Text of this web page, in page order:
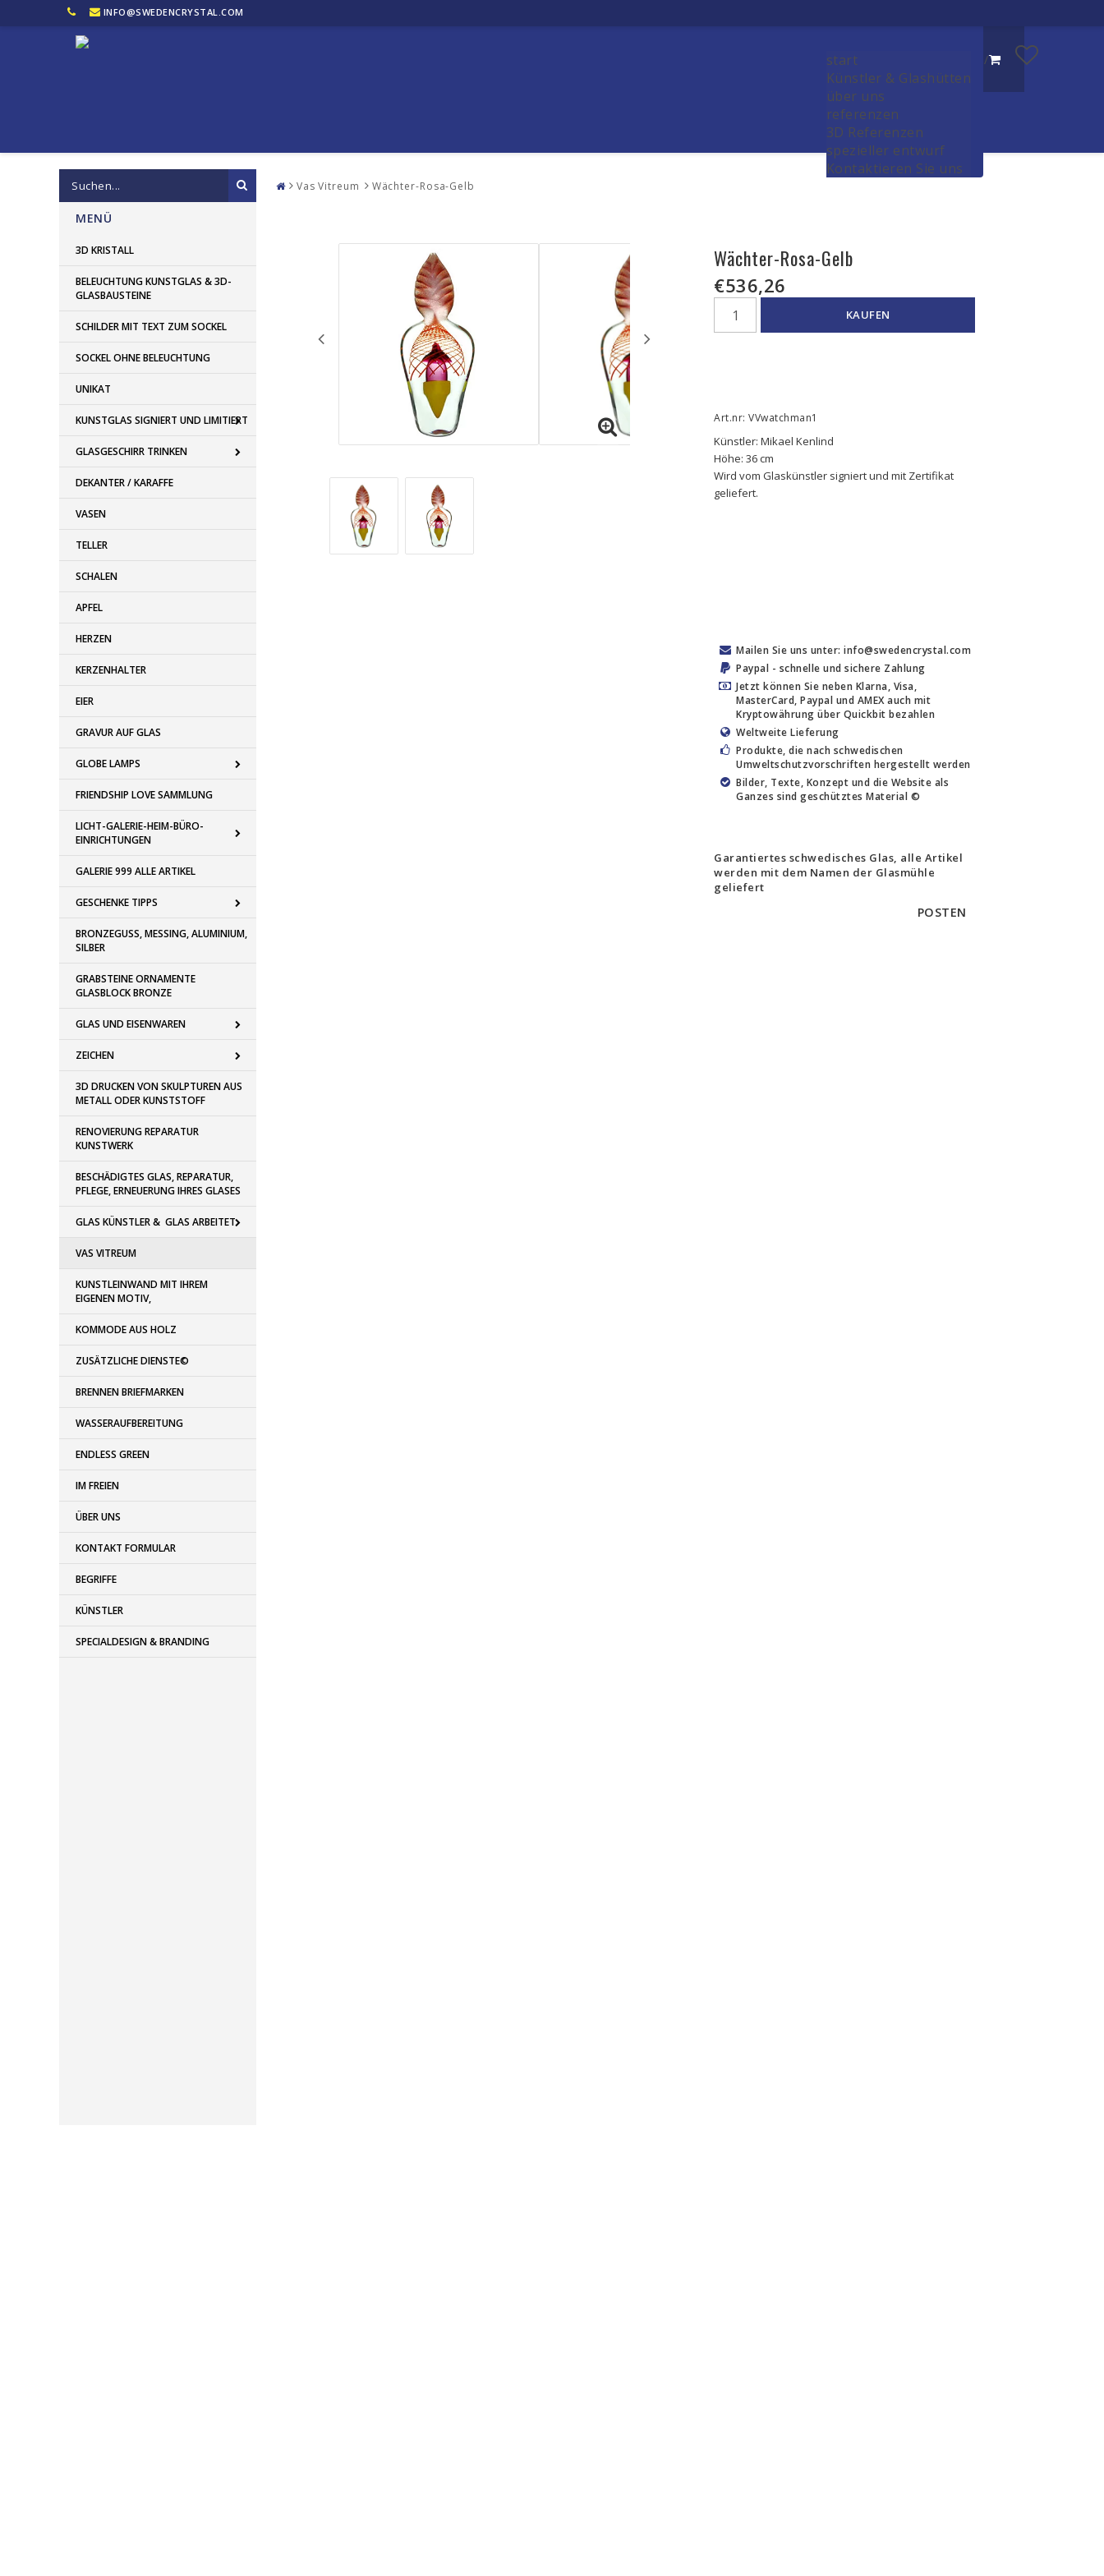
INFO@SWEDENCRYSTAL.COM
/
start
Künstler & Glashütten
über uns
referenzen
3D Referenzen
spezieller entwurf
Kontaktieren Sie uns
MENÜ
3D KRISTALL
BELEUCHTUNG KUNSTGLAS & 3D-
GLASBAUSTEINE
SCHILDER MIT TEXT ZUM SOCKEL
SOCKEL OHNE BELEUCHTUNG
UNIKAT
KUNSTGLAS SIGNIERT UND LIMITIERT
GLASGESCHIRR TRINKEN
DEKANTER / KARAFFE
VASEN
TELLER
SCHALEN
APFEL
HERZEN
KERZENHALTER
EIER
GRAVUR AUF GLAS
GLOBE LAMPS
FRIENDSHIP LOVE SAMMLUNG
LICHT-GALERIE-HEIM-BÜRO-
EINRICHTUNGEN
GALERIE 999 ALLE ARTIKEL
GESCHENKE TIPPS
BRONZEGUSS, MESSING, ALUMINIUM,
SILBER
GRABSTEINE ORNAMENTE
GLASBLOCK BRONZE
GLAS UND EISENWAREN
ZEICHEN
3D DRUCKEN VON SKULPTUREN AUS
METALL ODER KUNSTSTOFF
RENOVIERUNG REPARATUR
KUNSTWERK
BESCHÄDIGTES GLAS, REPARATUR,
PFLEGE, ERNEUERUNG IHRES GLASES
GLAS KÜNSTLER & GLAS ARBEITET
VAS VITREUM
KUNSTLEINWAND MIT IHREM
EIGENEN MOTIV,
KOMMODE AUS HOLZ
ZUSÄTZLICHE DIENSTE©
BRENNEN BRIEFMARKEN
WASSERAUFBEREITUNG
ENDLESS GREEN
IM FREIEN
ÜBER UNS
KONTAKT FORMULAR
BEGRIFFE
KÜNSTLER
SPECIALDESIGN & BRANDING
Vas Vitreum Wächter-Rosa-Gelb
Wächter-Rosa-Gelb
€536,26
KAUFEN
Art.nr: VVwatchman1
Künstler: Mikael Kenlind
Höhe: 36 cm
Wird vom Glaskünstler signiert und mit Zertifikat
geliefert.
Mailen Sie uns unter: info@swedencrystal.com
Paypal - schnelle und sichere Zahlung
Jetzt können Sie neben Klarna, Visa,
MasterCard, Paypal und AMEX auch mit
Kryptowährung über Quickbit bezahlen
Weltweite Lieferung
Produkte, die nach schwedischen
Umweltschutzvorschriften hergestellt werden
Bilder, Texte, Konzept und die Website als
Ganzes sind geschütztes Material ©
Garantiertes schwedisches Glas, alle Artikel
werden mit dem Namen der Glasmühle
geliefert
POSTEN